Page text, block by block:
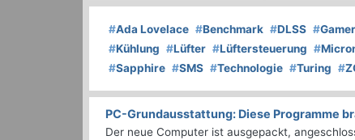
#Ada Lovelace #Benchmark #DLSS #Gamer
#Kühlung #Lüfter #Lüftersteuerung #
#Sapphire #SMS #Technologie #Turing #
PC-Grundausstattung: Diese Programme
Der neue Computer ist ausgepackt,